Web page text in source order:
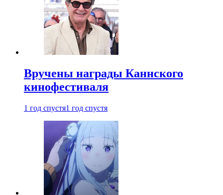
Вручены награды Каннского
кинофестиваля
1 год спустя1 год спустя